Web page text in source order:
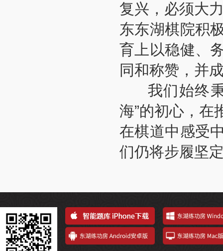
复兴，必须大
东东湖棋院积
育上以稳健、
同和称赞，并
我们始终秉
海”的初心，在
在棋道中感受
们仍将步履坚